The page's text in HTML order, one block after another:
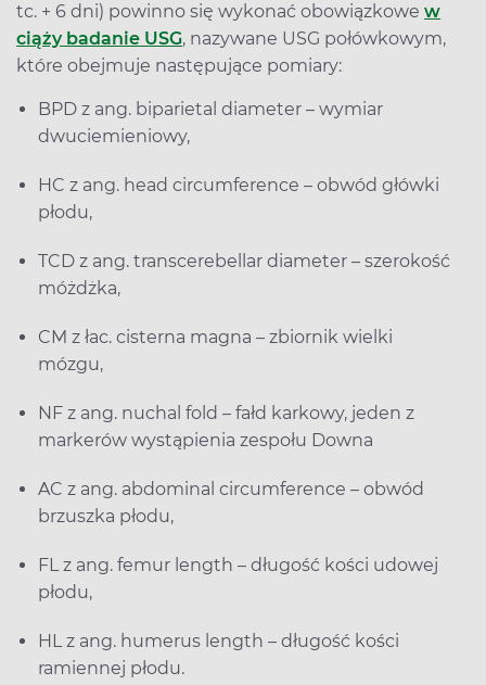
tc. + 6 dni) powinno się wykonać obowiązkowe w
ciąży badanie USG, nazywane USG połówkowym,
które obejmuje następujące pomiary:
BPD z ang. biparietal diameter – wymiar
dwuciemieniowy,
HC z ang. head circumference – obwód główki
płodu,
TCD z ang. transcerebellar diameter – szerokość
móżdżka,
CM z łac. cisterna magna – zbiornik wielki
mózgu,
NF z ang. nuchal fold – fałd karkowy, jeden z
markerów wystąpienia zespołu Downa
AC z ang. abdominal circumference – obwód
brzuszka płodu,
FL z ang. femur length – długość kości udowej
płodu,
HL z ang. humerus length – długość kości
ramiennej płodu.